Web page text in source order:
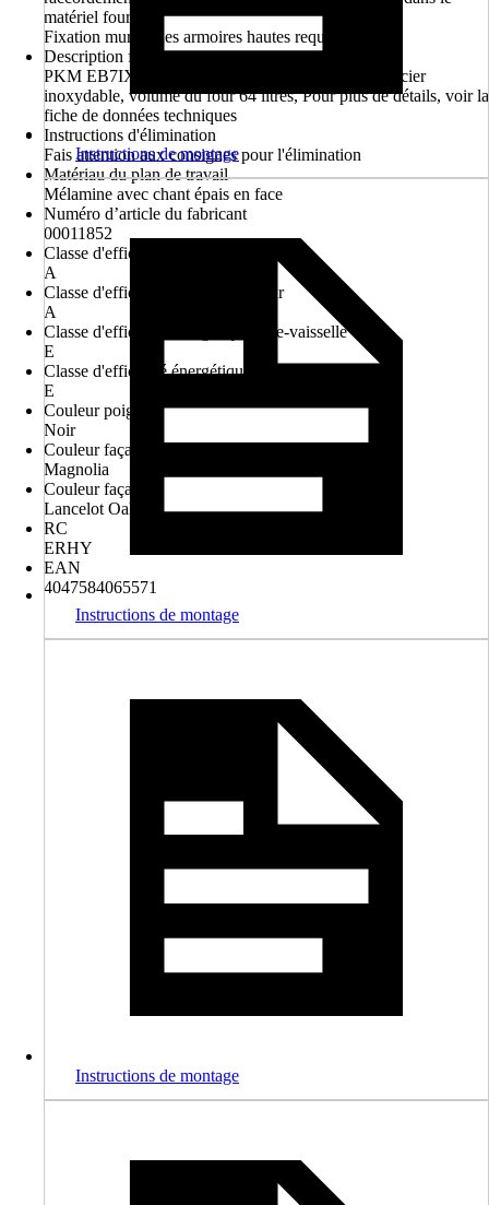
matériel fourni.
Fixation murale des armoires hautes requise.
Description four
PKM EB7IX, Four encastrable autonome, Design acier
inoxydable, volume du four 64 litres, Pour plus de détails, voir la
fiche de données techniques
Instructions d'élimination
Fais attention aux consignes pour l'élimination
Matériau du plan de travail
Mélamine avec chant épais en face
Numéro d’article du fabricant
00011852
Classe d'efficacité énergétique hotte
A
Classe d'efficacité énergétique four
A
Classe d'efficacité énergétique lave-vaisselle
E
Classe d'efficacité énergétique réfrigérateur
E
Couleur poignée
Noir
Couleur façade
Magnolia
Couleur façade
Lancelot Oak
RC
ERHY
EAN
4047584065571
Instructions de montage
Instructions de montage
Instructions de montage